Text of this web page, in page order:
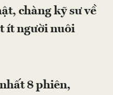
chàng kỹ sư về
ít người nuôi
8 phiên,